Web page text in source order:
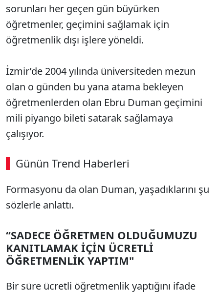
sorunları her geçen gün büyürken
öğretmenler, geçimini sağlamak için
öğretmenlik dışı işlere yöneldi.
İzmir’de 2004 yılında üniversiteden mezun
olan o günden bu yana atama bekleyen
öğretmenlerden olan Ebru Duman geçimini
mili piyango bileti satarak sağlamaya
çalışıyor.
Günün Trend Haberleri
Formasyonu da olan Duman, yaşadıklarını şu
sözlerle anlattı.
“SADECE ÖĞRETMEN OLDUĞUMUZU
KANITLAMAK İÇİN ÜCRETLİ
ÖĞRETMENLİK YAPTIM"
Bir süre ücretli öğretmenlik yaptığını ifade